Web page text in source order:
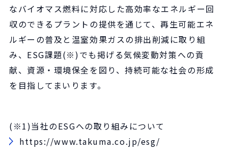
なバイオマス燃料に対応した高効率なエネルギー回
収のできるプラントの提供を通じて、再生可能エネ
ルギーの普及と温室効果ガスの排出削減に取り組
み、ESG課題(※)でも掲げる気候変動対策への貢
献、資源・環境保全を図り、持続可能な社会の形成
を目指してまいります。
(※1)当社のESGへの取り組みについて
https://www.takuma.co.jp/esg/